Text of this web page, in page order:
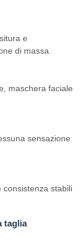
e
di massa.
maschera faciale
sensazione
consistenza stabili
taglia